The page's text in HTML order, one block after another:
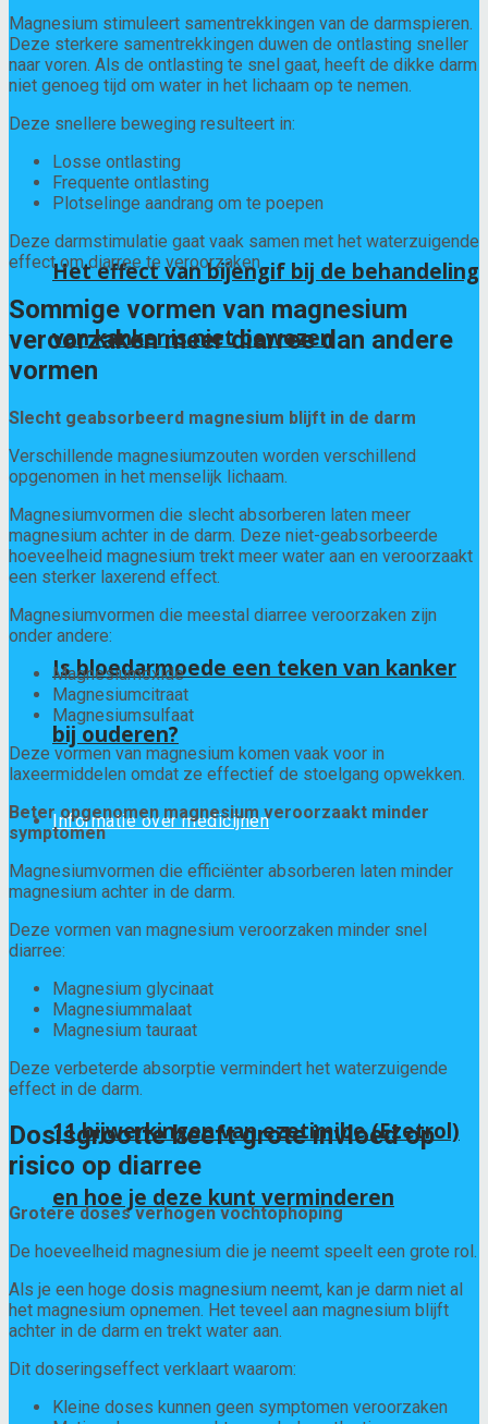
Het effect van bijengif bij de behandeling
van kanker is niet bewezen
Is bloedarmoede een teken van kanker
bij ouderen?
Informatie over medicijnen
11 bijwerkingen van ezetimibe (Ezetrol)
en hoe je deze kunt verminderen
Magnesium stimuleert samentrekkingen van de darmspieren.
Deze sterkere samentrekkingen duwen de ontlasting sneller
naar voren. Als de ontlasting te snel gaat, heeft de dikke darm
niet genoeg tijd om water in het lichaam op te nemen.
Deze snellere beweging resulteert in:
Losse ontlasting
Frequente ontlasting
Plotselinge aandrang om te poepen
Deze darmstimulatie gaat vaak samen met het waterzuigende
effect om diarree te veroorzaken.
Sommige vormen van magnesium
veroorzaken meer diarree dan andere
vormen
Slecht geabsorbeerd magnesium blijft in de darm
Verschillende magnesiumzouten worden verschillend
opgenomen in het menselijk lichaam.
Magnesiumvormen die slecht absorberen laten meer
magnesium achter in de darm. Deze niet-geabsorbeerde
hoeveelheid magnesium trekt meer water aan en veroorzaakt
een sterker laxerend effect.
Magnesiumvormen die meestal diarree veroorzaken zijn
onder andere:
Magnesiumoxide
Magnesiumcitraat
Magnesiumsulfaat
Deze vormen van magnesium komen vaak voor in
laxeermiddelen omdat ze effectief de stoelgang opwekken.
Beter opgenomen magnesium veroorzaakt minder
symptomen
Magnesiumvormen die efficiënter absorberen laten minder
magnesium achter in de darm.
Deze vormen van magnesium veroorzaken minder snel
diarree:
Magnesium glycinaat
Magnesiummalaat
Magnesium tauraat
Deze verbeterde absorptie vermindert het waterzuigende
effect in de darm.
Dosisgrootte heeft grote invloed op
risico op diarree
Grotere doses verhogen vochtophoping
De hoeveelheid magnesium die je neemt speelt een grote rol.
Als je een hoge dosis magnesium neemt, kan je darm niet al
het magnesium opnemen. Het teveel aan magnesium blijft
achter in de darm en trekt water aan.
Dit doseringseffect verklaart waarom:
Kleine doses kunnen geen symptomen veroorzaken